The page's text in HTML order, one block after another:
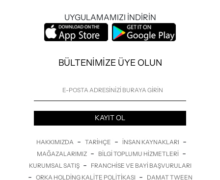
UYGULAMAMIZI İNDİRİN
BÜLTENİMİZE ÜYE OLUN
KAYIT OL
HAKKIMIZDA - TARIHÇE - İNSAN KAYNAKLARI -
MAĞAZALARIMIZ - BILGI TOPLUMU HIZMETLERI -
KURUMSAL SATIŞ - FRANCHISE VE BAYI BAŞVURULARI
- ORKA HOLDING KALITE POLITIKASI - DAMAT TWEEN